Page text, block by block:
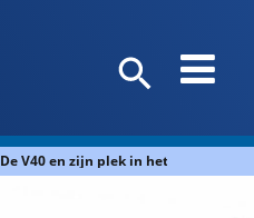
De V40 en zijn plek in het Volvo-